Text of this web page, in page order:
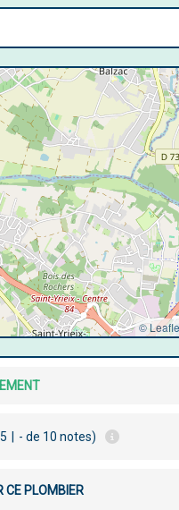
©
- de 10 notes)
CE PLOMBIER